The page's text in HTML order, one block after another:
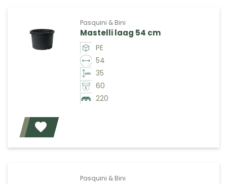
Pasquini & Bini
Mastelli laag 54 cm
PE
54
35
60
220
Pasquini & Bini